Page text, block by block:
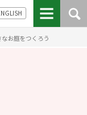
なお庭をつくろう